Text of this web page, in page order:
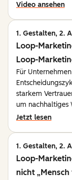
Video ansehen
1. Gestalten, 2.
Loop-
Loop-
Für
starkem
um nachhaltiges
Jetzt lesen
1. Gestalten, 2.
Loop-
nicht „Mensch